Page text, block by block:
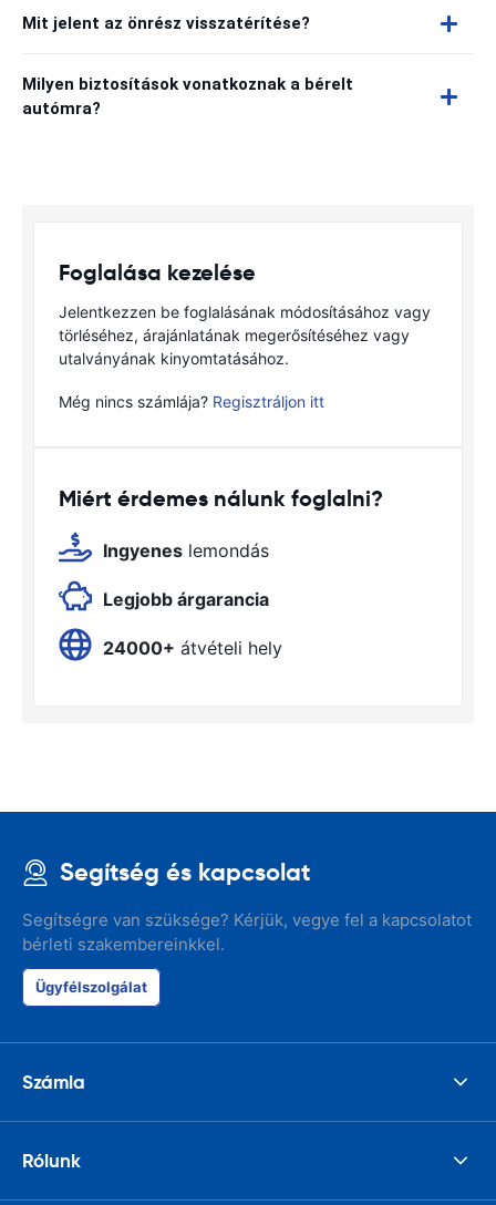
Mit jelent az önrész visszatérítése?
Milyen biztosítások vonatkoznak a bérelt
autómra?
Foglalása kezelése
Jelentkezzen be foglalásának módosításához vagy
törléséhez, árajánlatának megerősítéséhez vagy
utalványának kinyomtatásához.
Még nincs számlája? Regisztráljon itt
Miért érdemes nálunk foglalni?
Ingyenes lemondás
Legjobb árgarancia
24000+ átvételi hely
Segítség és kapcsolat
Segítségre van szüksége? Kérjük, vegye fel a kapcsolatot
bérleti szakembereinkkel.
Ügyfélszolgálat
Számla
Rólunk